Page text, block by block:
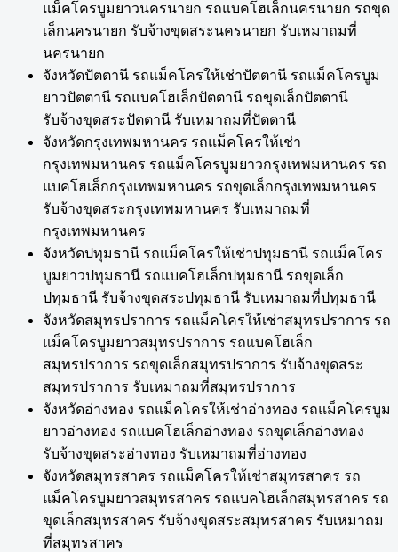
แม็คโครบูมยาวนครนายก รถแบคโฮเล็กนครนายก รถขุด
เล็กนครนายก รับจ้างขุดสระนครนายก รับเหมาถมที่
นครนายก
จังหวัดปัตตานี รถแม็คโครให้เช่าปัตตานี รถแม็คโครบูม
ยาวปัตตานี รถแบคโฮเล็กปัตตานี รถขุดเล็กปัตตานี
รับจ้างขุดสระปัตตานี รับเหมาถมที่ปัตตานี
จังหวัดกรุงเทพมหานคร รถแม็คโครให้เช่า
กรุงเทพมหานคร รถแม็คโครบูมยาวกรุงเทพมหานคร รถ
แบคโฮเล็กกรุงเทพมหานคร รถขุดเล็กกรุงเทพมหานคร
รับจ้างขุดสระกรุงเทพมหานคร รับเหมาถมที่
กรุงเทพมหานคร
จังหวัดปทุมธานี รถแม็คโครให้เช่าปทุมธานี รถแม็คโคร
บูมยาวปทุมธานี รถแบคโฮเล็กปทุมธานี รถขุดเล็ก
ปทุมธานี รับจ้างขุดสระปทุมธานี รับเหมาถมที่ปทุมธานี
จังหวัดสมุทรปราการ รถแม็คโครให้เช่าสมุทรปราการ รถ
แม็คโครบูมยาวสมุทรปราการ รถแบคโฮเล็ก
สมุทรปราการ รถขุดเล็กสมุทรปราการ รับจ้างขุดสระ
สมุทรปราการ รับเหมาถมที่สมุทรปราการ
จังหวัดอ่างทอง รถแม็คโครให้เช่าอ่างทอง รถแม็คโครบูม
ยาวอ่างทอง รถแบคโฮเล็กอ่างทอง รถขุดเล็กอ่างทอง
รับจ้างขุดสระอ่างทอง รับเหมาถมที่อ่างทอง
จังหวัดสมุทรสาคร รถแม็คโครให้เช่าสมุทรสาคร รถ
แม็คโครบูมยาวสมุทรสาคร รถแบคโฮเล็กสมุทรสาคร รถ
ขุดเล็กสมุทรสาคร รับจ้างขุดสระสมุทรสาคร รับเหมาถม
ที่สมุทรสาคร